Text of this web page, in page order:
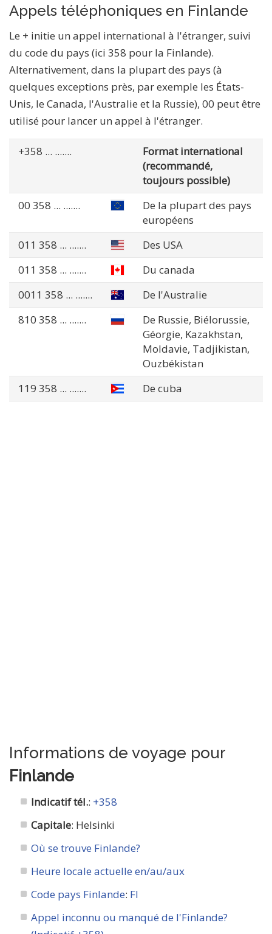
Appels téléphoniques en Finlande
Le + initie un appel international à l'étranger, suivi
du code du pays (ici 358 pour la Finlande).
Alternativement, dans la plupart des pays (à
quelques exceptions près, par exemple les États-
Unis, le Canada, l'Australie et la Russie), 00 peut être
utilisé pour lancer un appel à l'étranger.
+358 ... .......
Format international
(recommandé,
toujours possible)
00 358 ... .......
De la plupart des pays
européens
011 358 ... .......
Des USA
011 358 ... .......
Du canada
0011 358 ... .......
De l'Australie
810 358 ... .......
De Russie, Biélorussie,
Géorgie, Kazakhstan,
Moldavie, Tadjikistan,
Ouzbékistan
119 358 ... ....... De cuba
Informations de voyage pour
Finlande
Indicatif tél.: +358
Capitale: Helsinki
Où se trouve Finlande?
Heure locale actuelle en/au/aux
Code pays Finlande: FI
Appel inconnu ou manqué de l'Finlande?